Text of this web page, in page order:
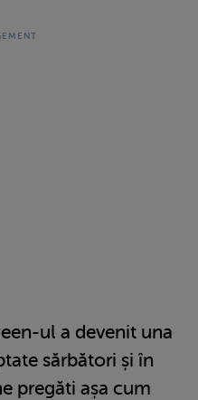
ul a devenit una
sărbători și în
pregăti așa cum